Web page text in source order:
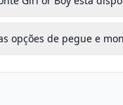
opções de pegue e